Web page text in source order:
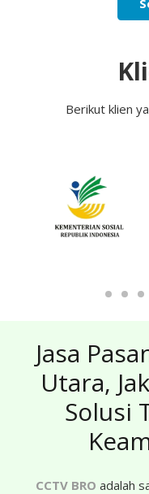
Berikut klien
Jasa
Utara,
Solusi
CCTV BRO adalah